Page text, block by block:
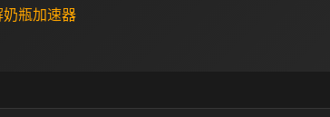
瓶加速器